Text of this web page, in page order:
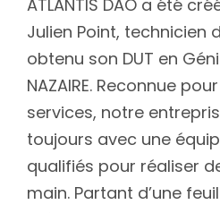
ATLANTIS DAO a été
Julien Point, technicien
obtenu son DUT en
NAZAIRE. Reconnue
services, notre
toujours avec une
qualifiés pour réaliser
main. Partant d’une